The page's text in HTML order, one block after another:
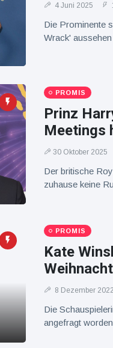
4 Juni 2025
Die Prominente
Wrack'
PROMIS
Prinz
Meetings
30 Oktober 2025
Der britische
zuhause keine
PROMIS
Kate
8 Dezember 2022
Die
angefragt